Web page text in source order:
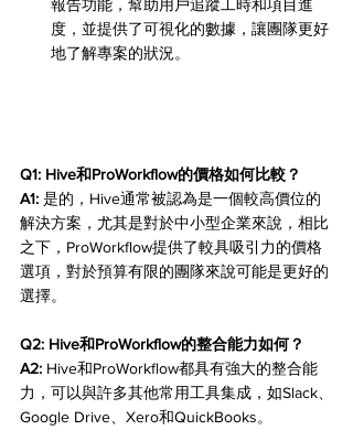
報告功能，幫助用戶追蹤工時和項目進
度，並提供了可視化的數據，讓團隊更好
地了解專案的狀況。
Q1: Hive和ProWorkflow的價格如何比較？
A1: 是的，Hive通常被認為是一個較高價位的
解決方案，尤其是對於中小型企業來說，相比
之下，ProWorkflow提供了較具吸引力的價格
選項，對於預算有限的團隊來說可能是更好的
選擇。
Q2: Hive和ProWorkflow的整合能力如何？
A2: Hive和ProWorkflow都具有強大的整合能
力，可以與許多其他常用工具集成，如Slack、
Google Drive、Xero和QuickBooks。